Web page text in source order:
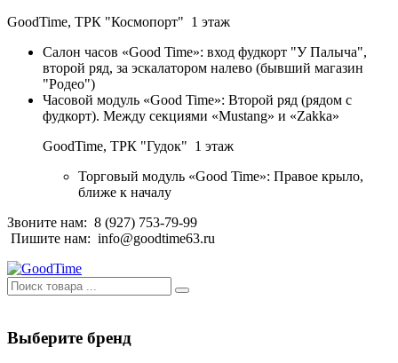
GoodTime, ТРК "Космопорт" 1 этаж
Салон часов «Good Time»: вход фудкорт "У Палыча",
второй ряд, за эскалатором налево (бывший магазин
"Родео")
Часовой модуль «Good Time»: Второй ряд (рядом с
фудкорт). Между секциями «Mustang» и «Zakka»
GoodTime, ТРК "Гудок" 1 этаж
Торговый модуль «Good Time»: Правое крыло,
ближе к началу
Звоните нам: 8 (927) 753-79-99
Пишите нам: info@goodtime63.ru
Выберите бренд